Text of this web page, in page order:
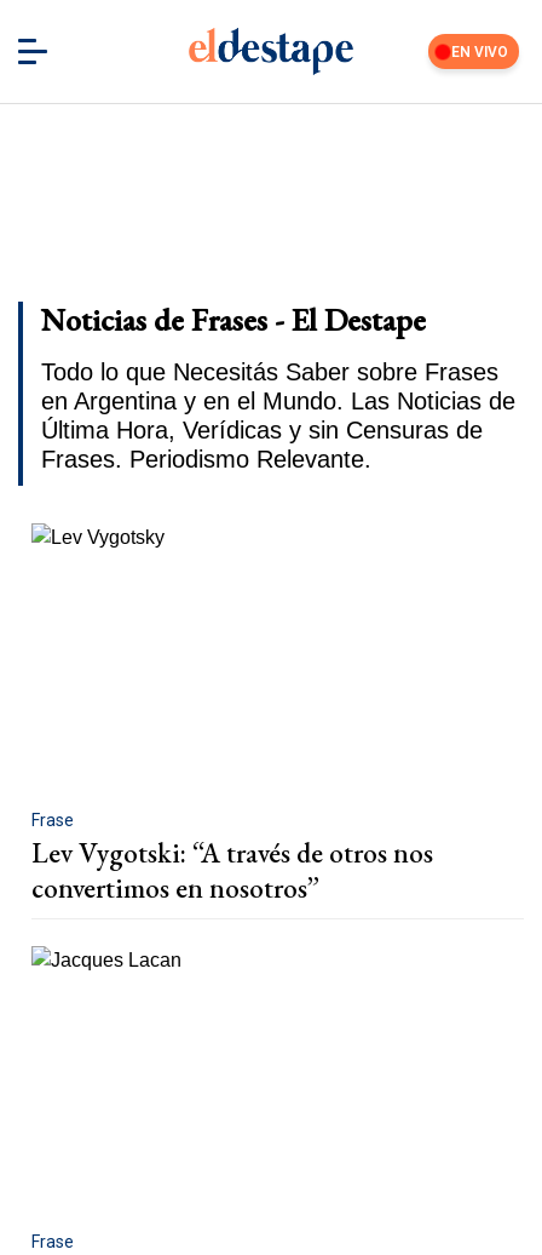
EN VIVO
Noticias de Frases - El Destape
Todo lo que Necesitás Saber sobre Frases
en Argentina y en el Mundo. Las Noticias de
Última Hora, Verídicas y sin Censuras de
Frases. Periodismo Relevante.
Frase
Lev Vygotski: “A través de otros nos
convertimos en nosotros”
Frase